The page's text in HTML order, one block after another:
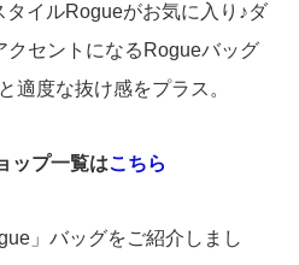
イルRogueがお気に入り♪ダ
クセントになるRogueバッグ
適度な抜け感をプラス。
ップ一覧はこちら
」バッグをご紹介しまし